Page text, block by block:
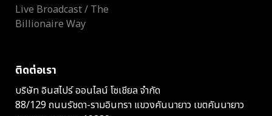
Live Broadcast / The
Billionaire Way
ติดต่อเรา
บริษัท อินสไปร์ ออนไลน์ โซเชียล จำกัด
88/129 ถนนรัชดา-รามอินทรา แขวงคันนายาว เขตคันนายาว